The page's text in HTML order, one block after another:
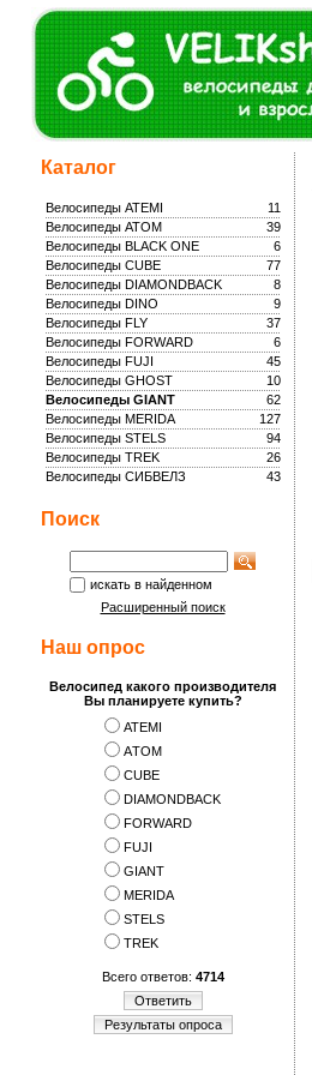
Каталог
11
Велосипеды ATEMI
39
Велосипеды ATOM
6
Велосипеды BLACK ONE
77
Велосипеды CUBE
8
Велосипеды DIAMONDBACK
9
Велосипеды DINO
37
Велосипеды FLY
6
Велосипеды FORWARD
45
Велосипеды FUJI
10
Велосипеды GHOST
62
Велосипеды GIANT
127
Велосипеды MERIDA
94
Велосипеды STELS
26
Велосипеды TREK
43
Велосипеды СИБВЕЛЗ
Поиск
искать в найденном
Расширенный поиск
Наш опрос
Велосипед какого производителя
Вы планируете купить?
ATEMI
АTOM
CUBE
DIAMONDBACK
FORWARD
FUJI
GIANT
MERIDA
STELS
TREK
Всего ответов: 4714
Ответить
Результаты опроса